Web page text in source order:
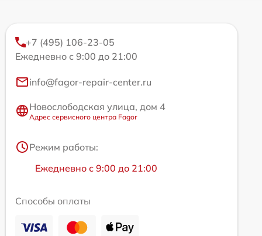
+7 (495) 106-23-05
Ежедневно с 9:00 до 21:00
info@fagor-repair-center.ru
Новослободская улица, дом 4
Адрес сервисного центра Fagor
Режим работы:
Ежедневно с 9:00 до 21:00
Способы оплаты